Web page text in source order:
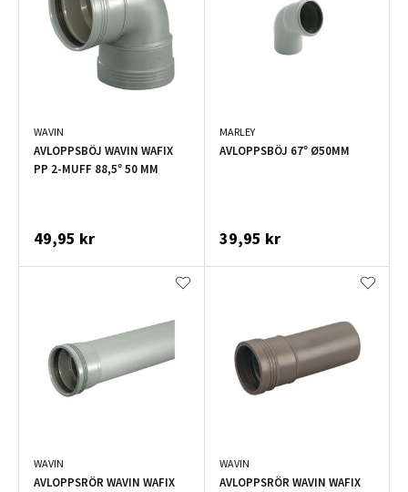
WAVIN
AVLOPPSBÖJ WAVIN WAFIX
PP 2-MUFF 88,5° 50 MM
49,95 kr
MARLEY
AVLOPPSBÖJ 67° Ø50MM
39,95 kr
WAVIN
AVLOPPSRÖR WAVIN WAFIX
WAVIN
AVLOPPSRÖR WAVIN WAFIX